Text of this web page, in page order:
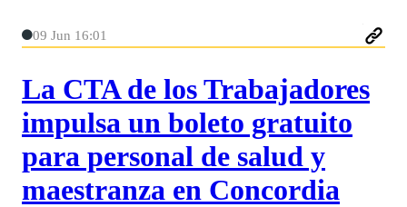
09 Jun 16:01
La CTA de los Trabajadores
impulsa un boleto gratuito
para personal de salud y
maestranza en Concordia